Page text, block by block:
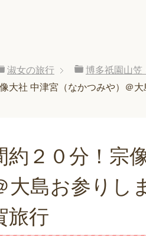
淑女の旅行
博多祇園山笠
大社 中津宮（なかつみや）＠
約２０分！宗
大島お参りし
旅行